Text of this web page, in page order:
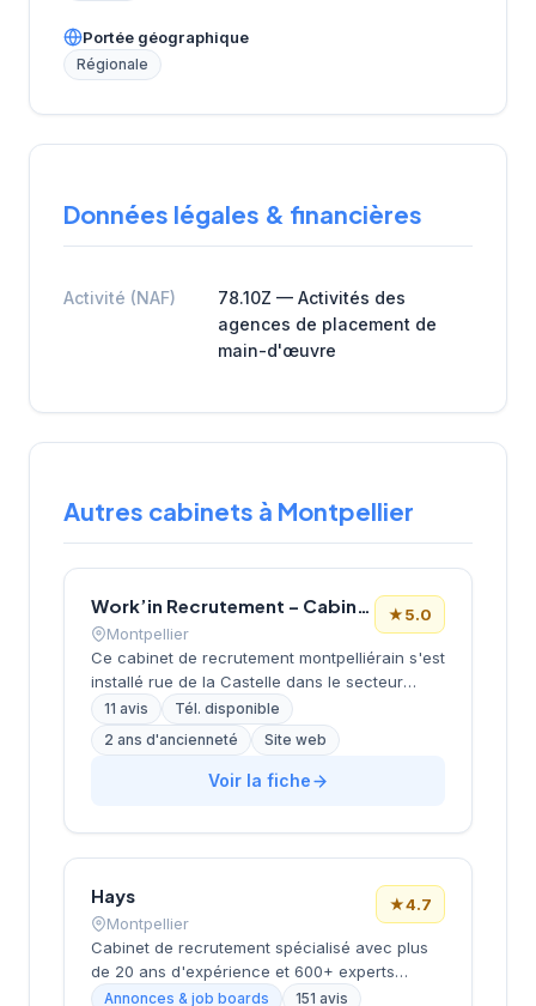
Portée géographique
Régionale
Données légales & financières
Activité (NAF)
78.10Z — Activités des
agences de placement de
main-d'œuvre
Autres cabinets à Montpellier
Work’in Recrutement – Cabinet de recrutement informatique à Montpellier
Montpellier
★5.0
Ce cabinet de recrutement montpelliérain s'est
installé rue de la Castelle dans le secteur
dynamique de la métropole. La structure
développe ses activités de conseil en
recrutement en s'appuyant sur une approche
personnalisée et des outils digitaux modernes.
le cabinet témoigne d'un niveau de
satisfaction élevé de sa clientèle.
11 avis
Tél. disponible
2 ans d'ancienneté
Site web
Voir la fiche
Hays
Montpellier
★4.7
Cabinet de recrutement spécialisé avec plus
de 20 ans d'expérience et 600+ experts
répartis dans 17 bureaux en France. Propose
Annonces & job boards 151 avis